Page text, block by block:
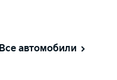
Все автомобили